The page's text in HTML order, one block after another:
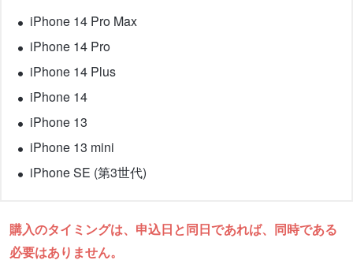
iPhone 14 Pro Max
iPhone 14 Pro
iPhone 14 Plus
iPhone 14
iPhone 13
iPhone 13 mini
iPhone SE (第3世代)
購入のタイミングは、申込日と同日であれば、同時である
必要はありません。